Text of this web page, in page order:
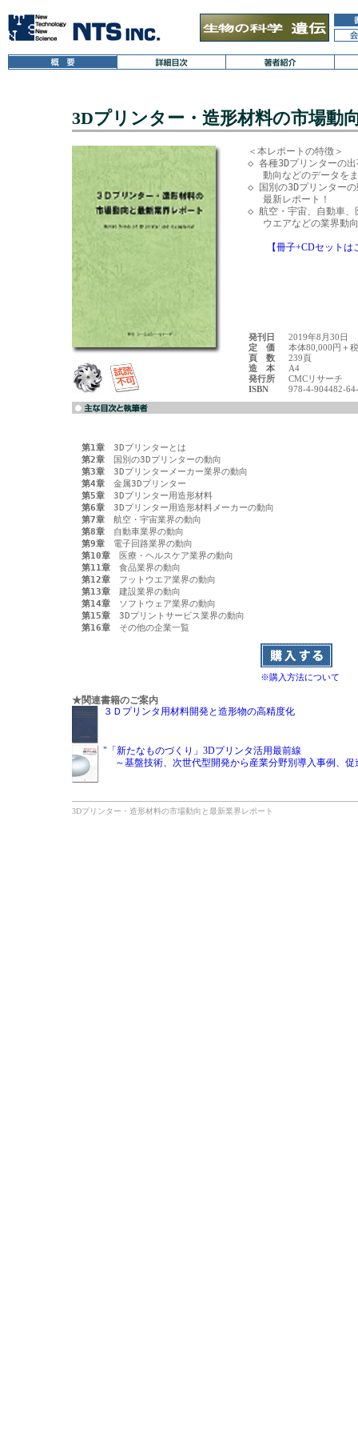
3Dプリンター・造形材料の市場動
＜本レポートの特徴＞
◇ 各種3Dプリンターの
動向などのデータを
◇ 国別の3Dプリンター
最新レポート！
◇ 航空・宇宙、自動車、
ウエアなどの業界動
【冊子+CDセットは
発刊日
2019年8月30日
定 価
本体80,000円＋税
頁 数
239頁
造 本
A4
発行所
CMCリサーチ
ISBN
978-4-904482-
第1章
第2章
第3章
第4章
第5章
第6章
第7章
第8章
第9章
第10章
第11章
第12章
第13章
第14章
第15章
第16章
※購入方法について
★関連書籍のご案内
３Ｄプリンタ用材料開発と造形物の高精度化
"「新たなものづくり」3Dプリンタ活用最前線
～基盤技術、次世代型開発から産業分野別導入事例、促
3Dプリンター・造形材料の市場動向と最新業界レポート